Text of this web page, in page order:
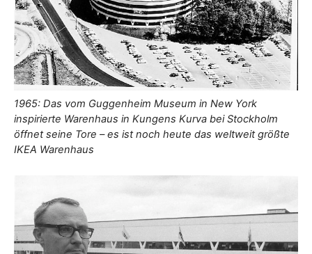
1965: Das vom Guggenheim Museum in New York
inspirierte Warenhaus in Kungens Kurva bei Stockholm
öffnet seine Tore – es ist noch heute das weltweit größte
IKEA Warenhaus